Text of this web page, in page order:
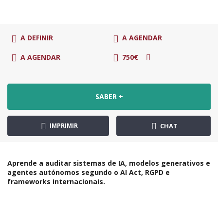
A DEFINIR A AGENDAR
A AGENDAR 750€
SABER +
IMPRIMIR CHAT
Aprende a auditar sistemas de IA, modelos generativos e
agentes autónomos segundo o AI Act, RGPD e
frameworks internacionais.